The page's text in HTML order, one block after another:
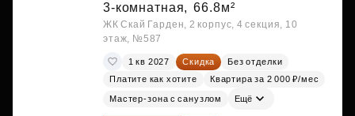
3-комнатная, 66.8м²
ЖК Скай Гарден, 2 корпус, 4 секция, 10
этаж, №587
1 кв 2027 Скидка
Без отделки
Платите как хотите
Квартира за 2 000 ₽/мес
Мастер-зона с санузлом Ещё